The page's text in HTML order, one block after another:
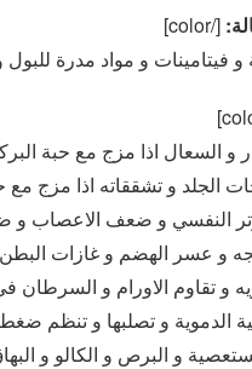
[/color]
و فيتامينات و مواد مدرة
و السعال اذا مزج مع حبة
الجلد و تشققاته اذا مزج مع
النفسي و ضعف الاعصاب و
و عسر الهضم و غازات
و تقاوم الاورام و السرطان
الدموية و تصلبها و تنظم
و البرص و الكالو و